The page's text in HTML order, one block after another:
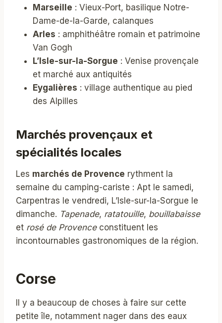
Marseille : Vieux-Port, basilique Notre-
Dame-de-la-Garde, calanques
Arles : amphithéâtre romain et patrimoine
Van Gogh
L’Isle-sur-la-Sorgue : Venise provençale
et marché aux antiquités
Eygalières : village authentique au pied
des Alpilles
Marchés provençaux et
spécialités locales
Les marchés de Provence rythment la
semaine du camping-cariste : Apt le samedi,
Carpentras le vendredi, L’Isle-sur-la-Sorgue le
dimanche. Tapenade, ratatouille, bouillabaisse
et rosé de Provenceconstituent les
incontournables gastronomiques de la région.
Corse
Il y a beaucoup de choses à faire sur cette
petite île, notamment nager dans des eaux